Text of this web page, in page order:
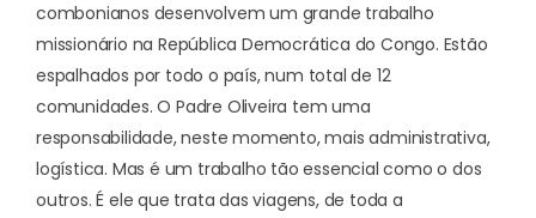
combonianos desenvolvem um grande trabalho
missionário na República Democrática do Congo. Estão
espalhados por todo o país, num total de 12
comunidades. O Padre Oliveira tem uma
responsabilidade, neste momento, mais administrativa,
logística. Mas é um trabalho tão essencial como o dos
outros. É ele que trata das viagens, de toda a